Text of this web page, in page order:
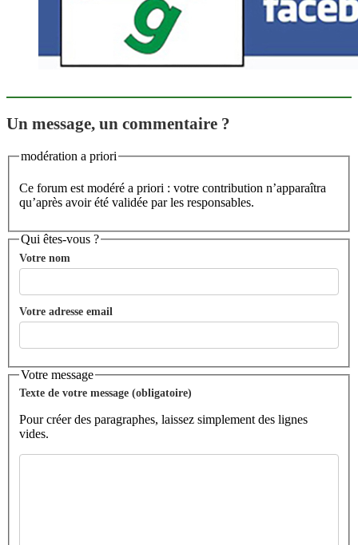
Un message, un commentaire ?
modération a priori
Ce forum est modéré a priori : votre contribution n’apparaîtra
qu’après avoir été validée par les responsables.
Qui êtes-vous ?
Votre nom
Votre adresse email
Votre message
Texte de votre message (obligatoire)
Pour créer des paragraphes, laissez simplement des lignes
vides.